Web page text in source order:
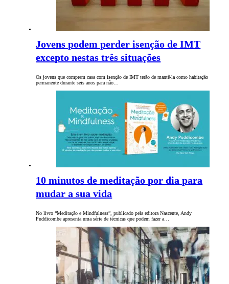
Jovens podem perder isenção de IMT
excepto nestas três situações
Os jovens que comprem casa com isenção de IMT terão de mantê-la como habitação
permanente durante seis anos para não…
10 minutos de meditação por dia para
mudar a sua vida
No livro “Meditação e Mindfulness”, publicado pela editora Nascente, Andy
Puddicombe apresenta uma série de técnicas que podem fazer a…